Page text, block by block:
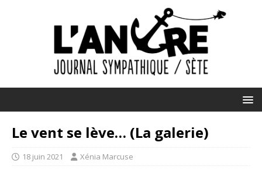
Le vent se lève… (La galerie)
18 juin 2021 Xénia Marcuse